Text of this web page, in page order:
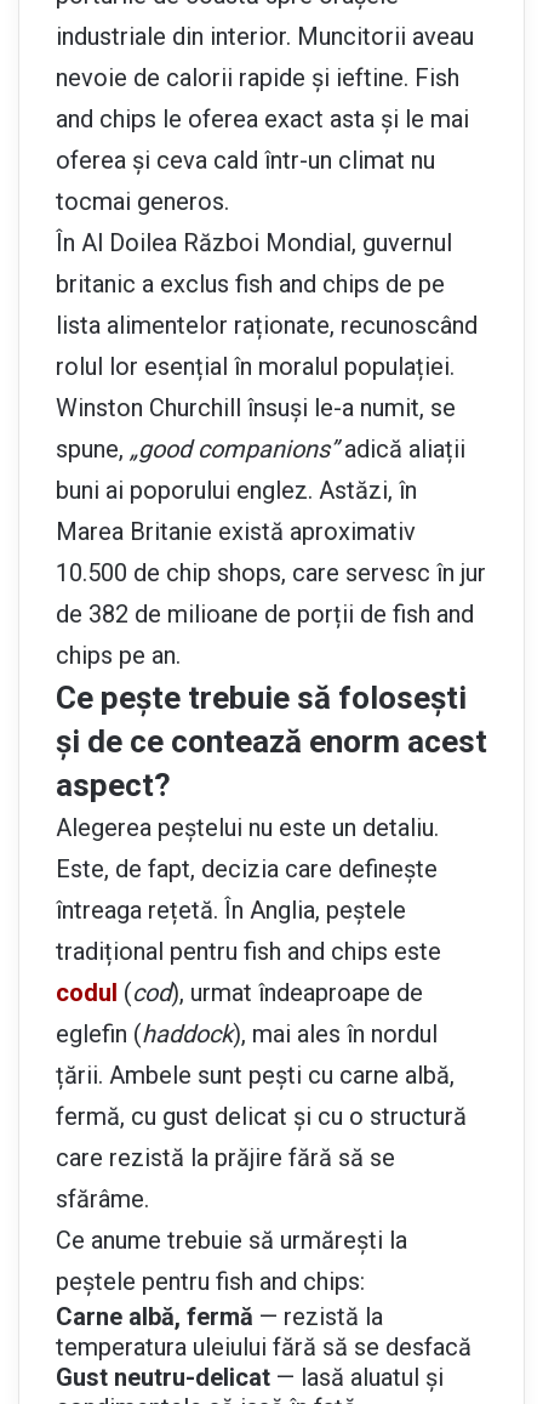
industriale din interior. Muncitorii aveau
nevoie de calorii rapide și ieftine. Fish
and chips le oferea exact asta și le mai
oferea și ceva cald într-un climat nu
tocmai generos.
În Al Doilea Război Mondial, guvernul
britanic a exclus fish and chips de pe
lista alimentelor raționate, recunoscând
rolul lor esențial în moralul populației.
Winston Churchill însuși le-a numit, se
spune, „good companions”adică aliații
buni ai poporului englez. Astăzi, în
Marea Britanie există aproximativ
10.500 de chip shops, care servesc în jur
de 382 de milioane de porții de fish and
chips pe an.
Ce pește trebuie să folosești
și de ce contează enorm acest
aspect?
Alegerea peștelui nu este un detaliu.
Este, de fapt, decizia care definește
întreaga rețetă. În Anglia, peștele
tradițional pentru fish and chips este
codul (cod), urmat îndeaproape de
eglefin (haddock), mai ales în nordul
țării. Ambele sunt pești cu carne albă,
fermă, cu gust delicat și cu o structură
care rezistă la prăjire fără să se
sfărâme.
Ce anume trebuie să urmărești la
peștele pentru fish and chips:
Carne albă, fermă — rezistă la
temperatura uleiului fără să se desfacă
Gust neutru-delicat — lasă aluatul și